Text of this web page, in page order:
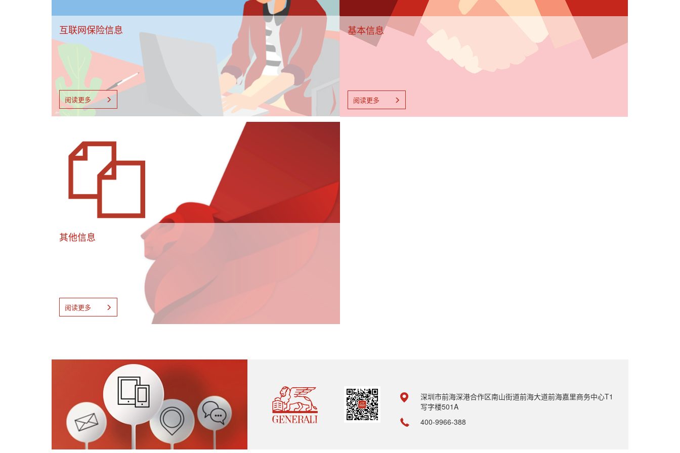
互联网保险信息
阅读更多
基本信息
阅读更多
其他信息
阅读更多
深圳市前海深港合作区南山街道前海大道前海嘉里商务中心T1
写字楼501A
400-9966-388